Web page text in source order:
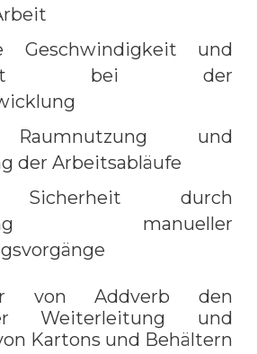
Geschwindigkeit und
bei der
Raumnutzung und
der Arbeitsabläufe
Sicherheit durch
manueller
von Addverb den
Weiterleitung und
Kartons und Behältern